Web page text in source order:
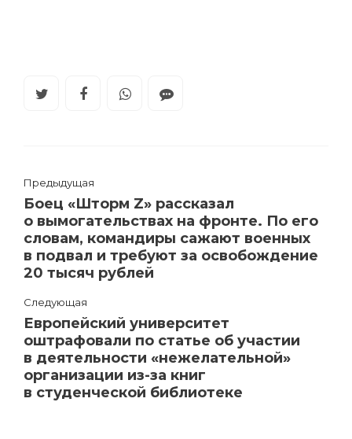
Предыдущая
Боец «Шторм Z» рассказал
о вымогательствах на фронте. По его
словам, командиры сажают военных
в подвал и требуют за освобождение
20 тысяч рублей
Следующая
Европейский университет
оштрафовали по статье об участии
в деятельности «нежелательной»
организации из-за книг
в студенческой библиотеке